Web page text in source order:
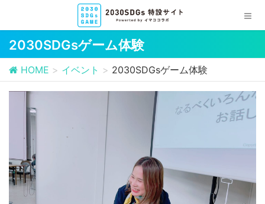
2030SDGsゲーム体験
HOME イベント 2030SDGsゲーム体験